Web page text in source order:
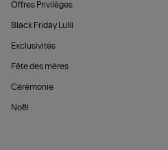
Offres Privilèges
Black Friday Lulli
Exclusivités
Fête des mères
Cérémonie
Noël